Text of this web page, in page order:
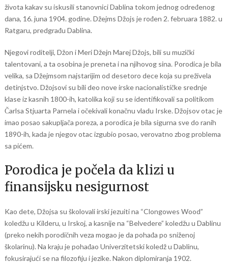
života kakav su iskusili stanovnici Dablina tokom jednog određenog
dana, 16. juna 1904. godine. Džejms Džojs je rođen 2. februara 1882. u
Ratgaru, predgrađu Dablina.
Njegovi roditelji, Džon i Meri Džejn Marej Džojs, bili su muzički
talentovani, a ta osobina je preneta i na njihovog sina. Porodica je bila
velika, sa Džejmsom najstarijim od desetoro dece koja su preživela
detinjstvo. Džojsovi su bili deo nove irske nacionalističke srednje
klase iz kasnih 1800-ih, katolika koji su se identifikovali sa politikom
Čarlsa Stjuarta Parnela i očekivali konačnu vladu Irske. Džojsov otac je
imao posao sakupljača poreza, a porodica je bila sigurna sve do ranih
1890-ih, kada je njegov otac izgubio posao, verovatno zbog problema
sa pićem.
Porodica je počela da klizi u
finansijsku nesigurnost
Kao dete, Džojsa su školovali irski jezuiti na “Clongowes Wood”
koledžu u Kilderu, u Irskoj, a kasnije na “Belvedere” koledžu u Dablinu
(preko nekih porodičnih veza mogao je da pohađa po sniženoj
školarinu). Na kraju je pohađao Univerzitetski koledž u Dablinu,
fokusirajući se na filozofiju i jezike. Nakon diplomiranja 1902.